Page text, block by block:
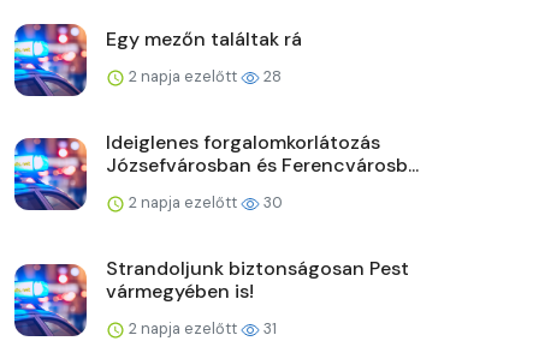
Egy mezőn találtak rá
2 napja ezelőtt 28
Ideiglenes forgalomkorlátozás
Józsefvárosban és Ferencvárosb...
2 napja ezelőtt 30
Strandoljunk biztonságosan Pest
vármegyében is!
2 napja ezelőtt 31